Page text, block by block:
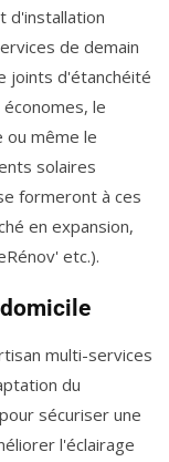
d'installation
de demain
joints d'étanchéité
le
ou même le
solaires
formeront à ces
en expansion,
etc.).
multi-services
du
sécuriser une
l'éclairage